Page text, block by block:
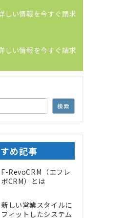
しい情報を今すぐ請求
しい情報を今すぐ請求
のシステム設定ガイド
検索
め記事
F-RevoCRM（エフレ
ボCRM）とは
新しい営業スタイルに
フィットしたシステム